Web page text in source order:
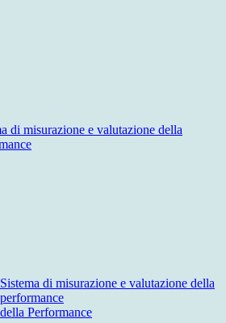
di misurazione e valutazione della
Sistema di misurazione e valutazione della
performance
Performance